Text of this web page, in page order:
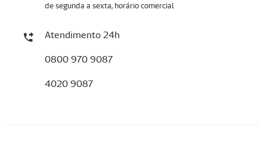
de segunda a sexta, horário comercial
Atendimento 24h
0800 970 9087
4020 9087